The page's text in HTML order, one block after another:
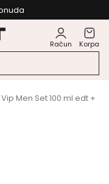
Račun Korpa
Men Set 100 ml edt +